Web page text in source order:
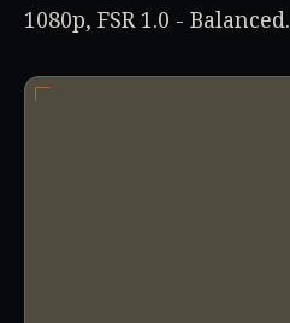
1080p, FSR 1.0 - Balanced.